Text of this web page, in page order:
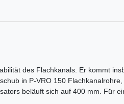
des Flachkanals. Er kommt
in P-VRO 150
beläuft sich auf 400 mm. Für